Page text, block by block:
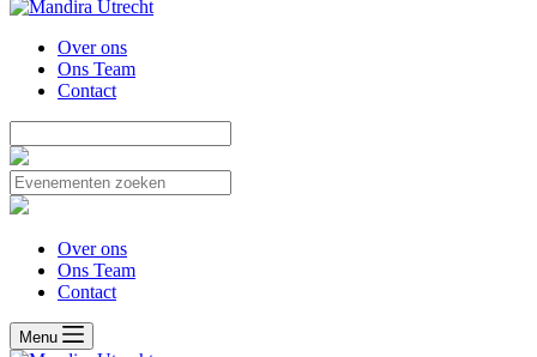
Over ons
Ons Team
Contact
Over ons
Ons Team
Contact
Menu